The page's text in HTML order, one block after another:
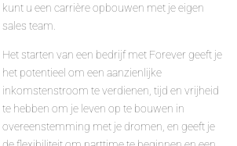
kunt u een carrière opbouwen met je eigen
sales team.
Het starten van een bedrijf met Forever geeft je
het potentieel om een aanzienlijke
inkomstenstroom te verdienen, tijd en vrijheid
te hebben om je leven op te bouwen in
overeenstemming met je dromen, en geeft je